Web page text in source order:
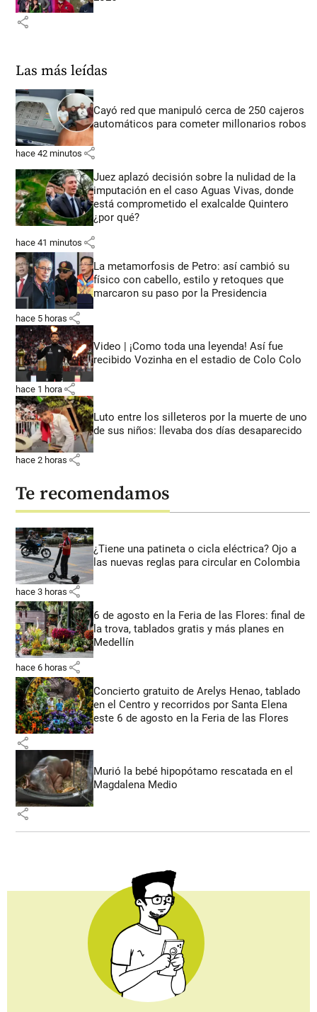
share
Las más leídas
Cayó red que manipuló cerca de 250 cajeros
automáticos para cometer millonarios robos
hace 42 minutos share
Juez aplazó decisión sobre la nulidad de la
imputación en el caso Aguas Vivas, donde
está comprometido el exalcalde Quintero
¿por qué?
hace 41 minutos share
La metamorfosis de Petro: así cambió su
físico con cabello, estilo y retoques que
marcaron su paso por la Presidencia
hace 5 horas share
Video | ¡Como toda una leyenda! Así fue
recibido Vozinha en el estadio de Colo Colo
hace 1 hora share
Luto entre los silleteros por la muerte de uno
de sus niños: llevaba dos días desaparecido
hace 2 horas share
Te recomendamos
¿Tiene una patineta o cicla eléctrica? Ojo a
las nuevas reglas para circular en Colombia
hace 3 horas share
6 de agosto en la Feria de las Flores: final de
la trova, tablados gratis y más planes en
Medellín
hace 6 horas share
Concierto gratuito de Arelys Henao, tablado
en el Centro y recorridos por Santa Elena
este 6 de agosto en la Feria de las Flores
share
Murió la bebé hipopótamo rescatada en el
Magdalena Medio
share